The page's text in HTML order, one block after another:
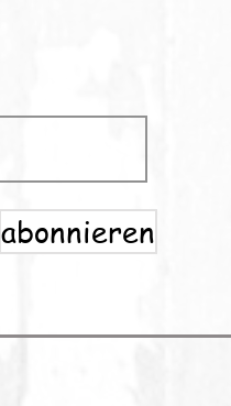
abonnieren